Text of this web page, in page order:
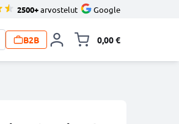
2500+arvostelut Google
B2B 0,00 €